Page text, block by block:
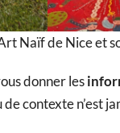
Naïf de Nice et
donner les
de contexte n’est